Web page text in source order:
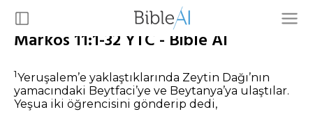
Markos 11:1-32 YTC - Bible AI
1Yeruşalem’e yaklaştıklarında Zeytin Dağı’nın
yamacındaki Beytfaci’ye ve Beytanya’ya ulaştılar.
Yeşua iki öğrencisini gönderip dedi,